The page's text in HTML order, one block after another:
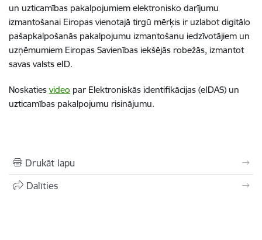
un uzticamības pakalpojumiem elektronisko darījumu
izmantošanai Eiropas vienotajā tirgū mērķis ir uzlabot digitālo
pašapkalpošanās pakalpojumu izmantošanu iedzīvotājiem un
uzņēmumiem Eiropas Savienības iekšējās robežās, izmantot
savas valsts eID.
Noskaties video par Elektroniskās identifikācijas (eIDAS) un
uzticamības pakalpojumu risinājumu.
Drukāt lapu
Dalīties